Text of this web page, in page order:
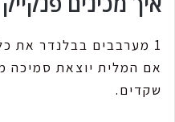
1 מערבבים בבלנדר את
אם המלית יוצאת סמיכה
שקדים.